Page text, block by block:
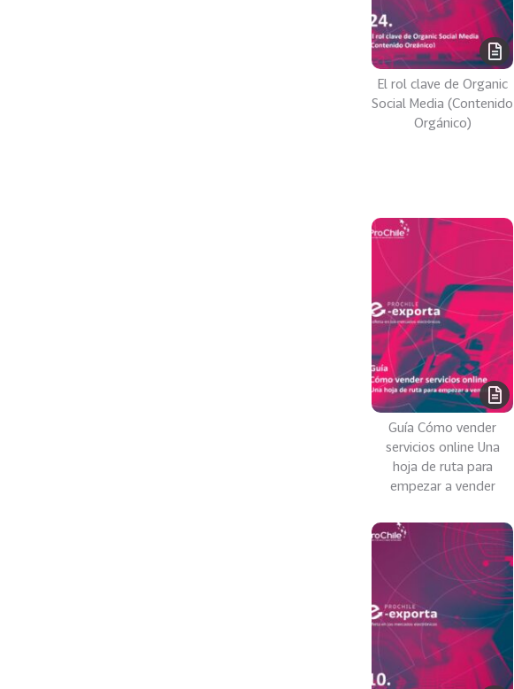
El rol clave de Organic
Social Media (Contenido
Orgánico)
Guía Cómo vender
servicios online Una
hoja de ruta para
empezar a vender